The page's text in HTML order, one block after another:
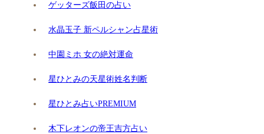
ゲッターズ飯田の占い
水晶玉子 新ペルシャン占星術
中園ミホ 女の絶対運命
星ひとみの天星術姓名判断
星ひとみ占いPREMIUM
木下レオンの帝王吉方占い